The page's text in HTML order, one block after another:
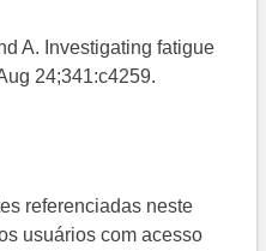
A. Investigating fatigue
24;341:c4259.
referenciadas neste
usuários com acesso